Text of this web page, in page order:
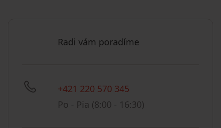
Radi vám poradíme
+421 220 570 345
Po - Pia (8:00 - 16:30)